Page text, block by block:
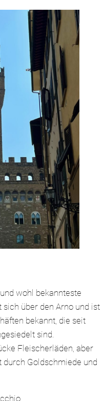
wohl bekannteste
über den Arno und ist
bekannt, die seit
sind.
Fleischerläden, aber
Goldschmiede und